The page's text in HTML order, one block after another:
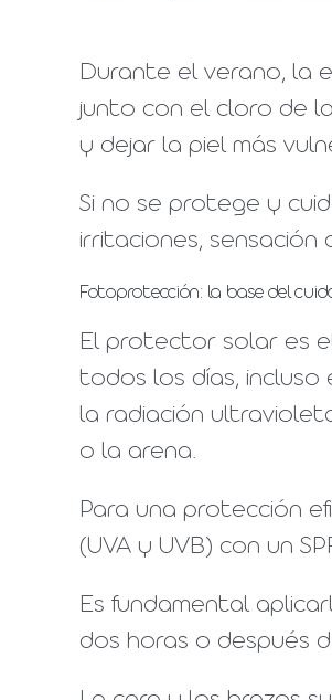
Durante el verano, la
junto con el cloro de
y dejar la piel más
Si no se protege y
irritaciones, sensación
Fotoprotección: la base del
El protector solar es
todos los días, incluso
la radiación
o la arena.
Para una protección
(UVA y UVB) con un
Es fundamental
dos horas o después